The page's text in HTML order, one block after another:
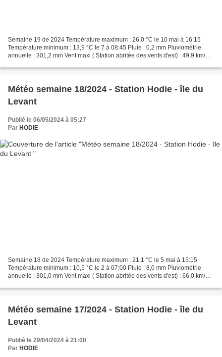
Semaine 19 de 2024 Température maximum : 26,0 °C le 10 mai à 16:15
Température minimum : 13,9 °C le 7 à 08:45 Pluie : 0,2 mm Pluviométrie
annuelle : 301,2 mm Vent maxi ( Station abritée des vents d'est) : 49,9 km/h
Météo semaine 18/2024 - Station Hodie - île du
Levant
Publié le 06/05/2024 à 05:27
Par HODIE
Semaine 18 de 2024 Température maximum : 21,1 °C le 5 mai à 15:15
Température minimum : 10,5 °C le 2 à 07:00 Pluie : 8,0 mm Pluviométrie
annuelle : 301,0 mm Vent maxi ( Station abritée des vents d'est) : 66,0 km/h
Météo semaine 17/2024 - Station Hodie - île du
Levant
Publié le 29/04/2024 à 21:00
Par HODIE